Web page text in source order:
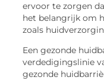
ervoor te zorgen
het belangrijk om
zoals
Een gezonde
verdedigingslinie
gezonde